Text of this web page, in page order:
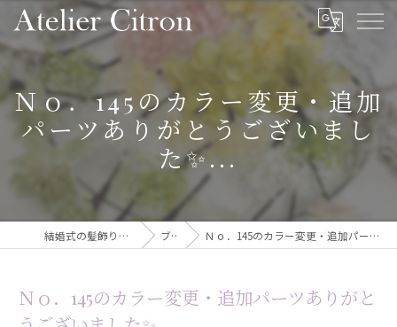
Ｎｏ．145のカラー変更・追加
パーツありがとうございまし
た✨...
結婚式の髪飾りならAtelier Citron ブログ Ｎｏ．145のカラー変更・追加パーツありがとうございました✨...
Ｎｏ．145のカラー変更・追加パーツありがと